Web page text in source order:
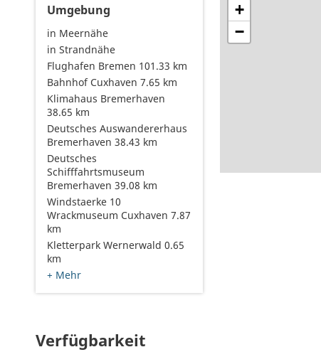
Umgebung
in Meernähe
in Strandnähe
Flughafen Bremen 101.33 km
Bahnhof Cuxhaven 7.65 km
Klimahaus Bremerhaven
38.65 km
Deutsches Auswandererhaus
Bremerhaven 38.43 km
Deutsches
Schifffahrtsmuseum
Bremerhaven 39.08 km
Windstaerke 10
Wrackmuseum Cuxhaven 7.87
km
Kletterpark Wernerwald 0.65
km
+ Mehr
+
−
Verfügbarkeit